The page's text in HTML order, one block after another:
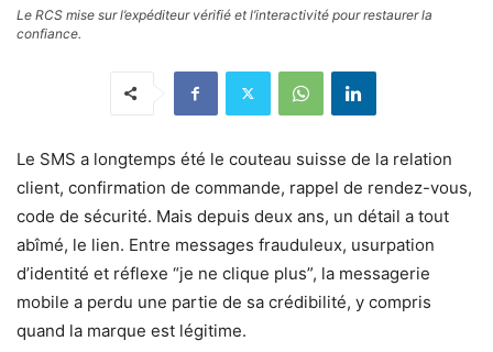
Le RCS mise sur l’expéditeur vérifié et l’interactivité pour restaurer la
confiance.
Le SMS a longtemps été le couteau suisse de la relation
client, confirmation de commande, rappel de rendez-vous,
code de sécurité. Mais depuis deux ans, un détail a tout
abîmé, le lien. Entre messages frauduleux, usurpation
d’identité et réflexe “je ne clique plus”, la messagerie
mobile a perdu une partie de sa crédibilité, y compris
quand la marque est légitime.